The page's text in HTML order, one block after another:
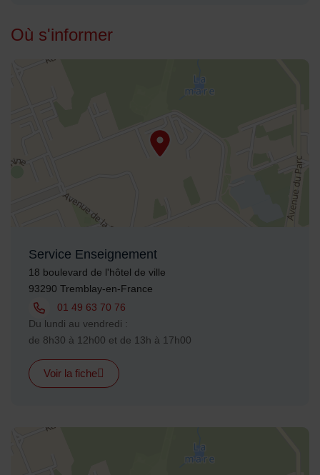
Où s'informer
48.951202,2.570753
Service Enseignement
Adresse :
18 boulevard de l'hôtel de ville
93290 Tremblay-en-France
Tél. :
01 49 63 70 76
Horaires :
Du lundi au vendredi :
de 8h30 à 12h00 et de 13h à 17h00
Voir la fiche
48.951202,2.570753